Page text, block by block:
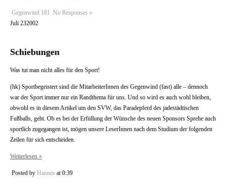
Gegenwind 181 No Responses »
Juli 232002
Schiebungen
Was tut man nicht alles für den Sport!
(hk) Sportbegeistert sind die MitarbeiterInnen des Gegenwind (fast) alle – dennoch
war der Sport immer nur ein Randthema für uns. Und so wird es auch wohl bleiben,
obwohl es in diesem Artikel um den SVW, das Paradepferd des jadestädtischen
Fußballs, geht. Ob es bei der Erfüllung der Wünsche des neuen Sponsors Sprehe auch
sportlich zugegangen ist, mögen unsere LeserInnen nach dem Studium der folgenden
Zeilen für sich entscheiden.
Weiterlesen »
Posted by Hannes at 0:39